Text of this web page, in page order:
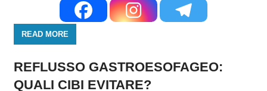
READ MORE
REFLUSSO GASTROESOFAGEO:
QUALI CIBI EVITARE?